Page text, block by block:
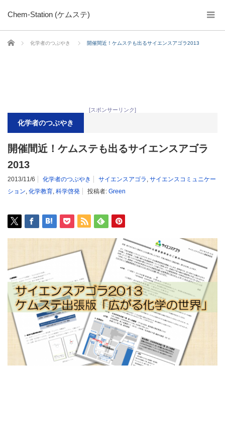
Chem-Station (ケムステ)
ホーム 化学者のつぶやき 開催間近！ケムステも出るサイエンスアゴラ2013
[スポンサーリンク]
化学者のつぶやき
開催間近！ケムステも出るサイエンスアゴラ
2013
2013/11/6 化学者のつぶやき サイエンスアゴラ , サイエンスコミュニケー
ション, 化学教育, 科学啓発 投稿者: Green